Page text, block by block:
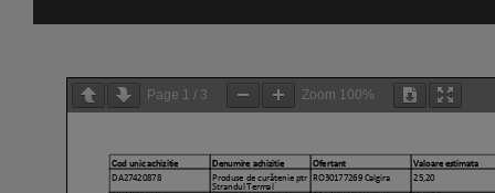
Page 1 / 3 Zoom 100%